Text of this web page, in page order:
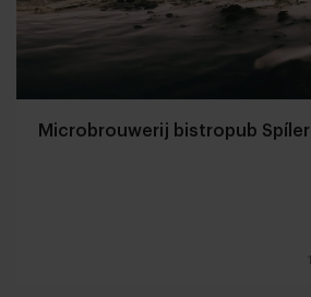
Microbrouwerij bistropub Spíler